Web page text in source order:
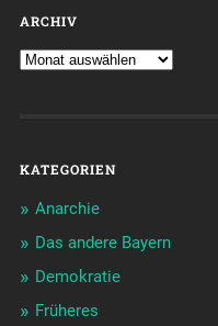
ARCHIV
KATEGORIEN
Anarchie
Das andere Bayern
Demokratie
Früheres